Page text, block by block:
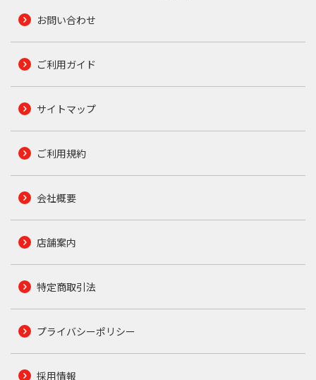
お問い合わせ
ご利用ガイド
サイトマップ
ご利用規約
会社概要
店舗案内
特定商取引法
プライバシーポリシー
採用情報